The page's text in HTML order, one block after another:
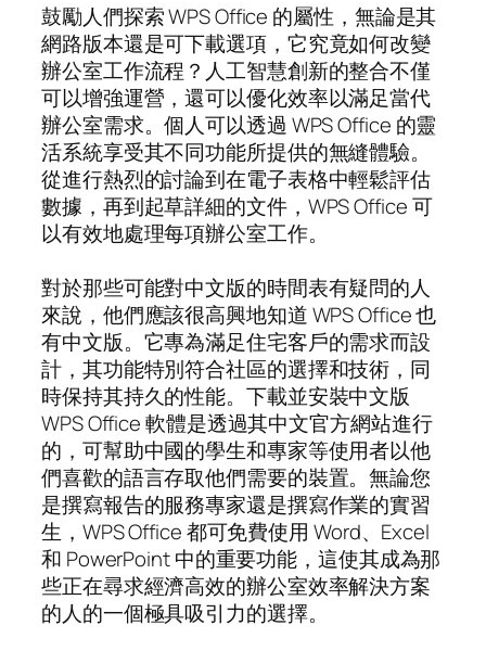
鼓勵人們探索 WPS Office 的屬性，無論是其
網路版本還是可下載選項，它究竟如何改變
辦公室工作流程？人工智慧創新的整合不僅
可以增強運營，還可以優化效率以滿足當代
辦公室需求。個人可以透過 WPS Office 的靈
活系統享受其不同功能所提供的無縫體驗。
從進行熱烈的討論到在電子表格中輕鬆評估
數據，再到起草詳細的文件，WPS Office 可
以有效地處理每項辦公室工作。
對於那些可能對中文版的時間表有疑問的人
來說，他們應該很高興地知道 WPS Office 也
有中文版。它專為滿足住宅客戶的需求而設
計，其功能特別符合社區的選擇和技術，同
時保持其持久的性能。下載並安裝中文版
WPS Office 軟體是透過其中文官方網站進行
的，可幫助中國的學生和專家等使用者以他
們喜歡的語言存取他們需要的裝置。無論您
是撰寫報告的服務專家還是撰寫作業的實習
生，WPS Office 都可免費使用 Word、Excel
和 PowerPoint 中的重要功能，這使其成為那
些正在尋求經濟高效的辦公室效率解決方案
的人的一個極具吸引力的選擇。